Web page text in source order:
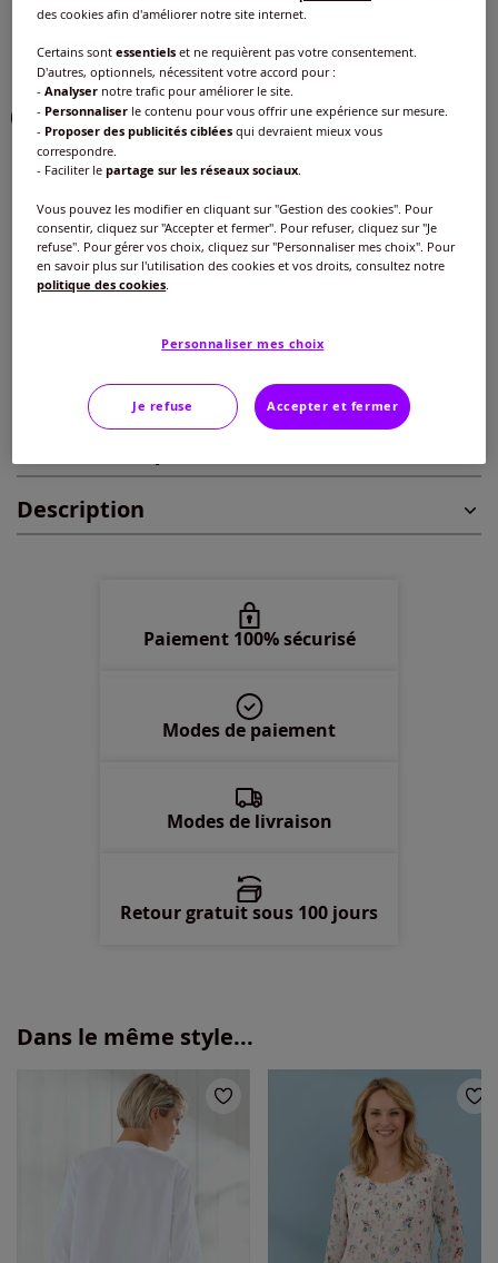
Taille :
Veuillez sélectionner une taille
40 -En stock
En stock
48 -En stock
Guide des tailles
30€
Description
Paiement 100% sécurisé
Modes de paiement
Modes de livraison
Retour gratuit sous 100 jours
Dans le même style...
des cookies afin d'améliorer notre site internet.
Certains sontessentiels et ne requièrent pas votre consentement.
D'autres, optionnels, nécessitent votre accord pour :
-Analyser notre trafic pour améliorer le site.
- Personnaliser le contenu pour vous offrir une expérience sur mesure.
- Proposer des publicités ciblées qui devraient mieux vous
correspondre.
- Faciliter lepartage sur les réseaux sociaux
Vous pouvez les modifier en cliquant sur "Gestion des cookies". Pour
consentir, cliquez sur "Accepter et fermer". Pour refuser, cliquez sur "Je
refuse". Pour gérer vos choix, cliquez sur "Personnaliser mes choix". Pour
en savoir plus sur l'utilisation des cookies et vos droits, consultez notre
politique des cookies
Personnaliser mes choix
Je refuse Accepter et fermer